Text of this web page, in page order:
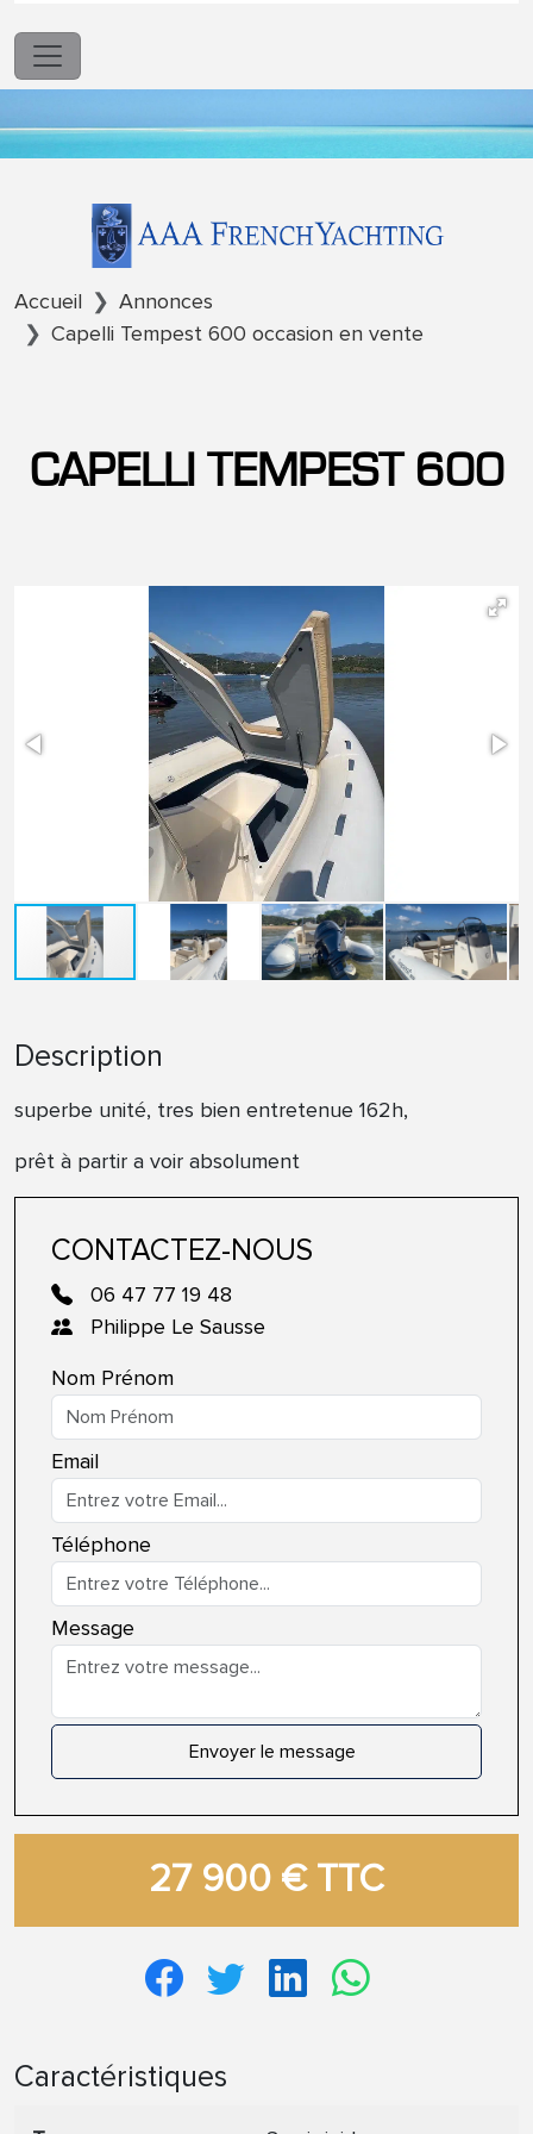
Accueil
Annonces
Capelli Tempest 600 occasion en vente
CAPELLI TEMPEST 600
Description
superbe unité, tres bien entretenue 162h,
prêt à partir a voir absolument
CONTACTEZ-NOUS
06 47 77 19 48
Philippe Le Sausse
Nom Prénom
Email
Téléphone
Message
Envoyer le message
27 900 € TTC
Caractéristiques